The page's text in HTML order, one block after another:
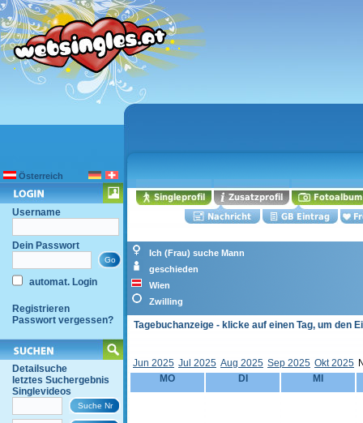
Österreich
Username
Dein Passwort
automat. Login
Registrieren
Passwort vergessen?
Detailsuche
letztes Suchergebnis
Singlevideos
Ich (Frau) suche Mann
geschieden
Wien
Zwilling
Tagebuchanzeige - klicke auf einen Tag, um den
Jun 2025 Jul 2025 Aug 2025 Sep 2025 Okt 2025
MO
DI MI